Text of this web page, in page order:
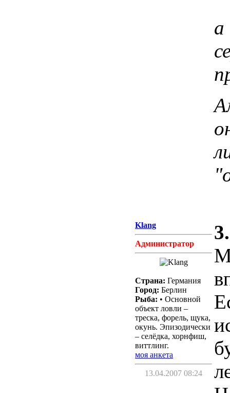
а
Klang
Администратор
Страна: Германия
Город: Берлин
Рыба: • Основной
объект ловли –
треска, форель, щука,
окунь. Эпизодически
– селёдка, хорнфиш,
виттлинг.
моя анкета
13.04.2007 08:24
3.